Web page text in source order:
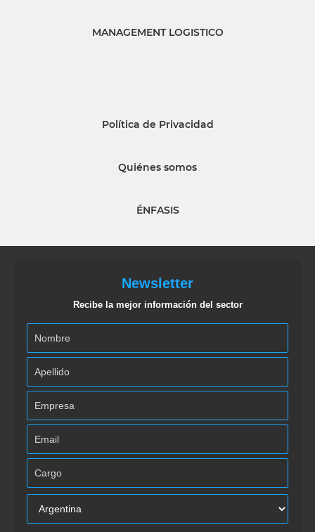
MANAGEMENT LOGISTICO
Política de Privacidad
Quiénes somos
ÉNFASIS
Newsletter
Recibe la mejor información del sector